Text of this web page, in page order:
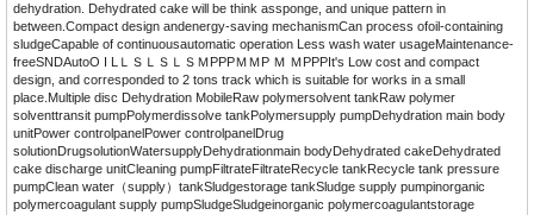
dehydration. Dehydrated cake will be think assponge, and unique pattern in
between.Compact design andenergy-saving mechanismCan process ofoil-containing
sludgeCapable of continuousautomatic operation Less wash water usageMaintenance-
freeSNDAutoO I LＬＳＬＳＬＳＭPPPＭＭP Ｍ ＭPPPIt's Low cost and compact
design, and corresponded to 2 tons track which is suitable for works in a small
place.Multiple disc Dehydration MobileRaw polymersolvent tankRaw polymer
solventtransit pumpPolymerdissolve tankPolymersupply pumpDehydration main body
unitPower controlpanelPower controlpanelDrug
solutionDrugsolutionWatersupplyDehydrationmain bodyDehydrated cakeDehydrated
cake discharge unitCleaning pumpFiltrateFiltrateRecycle tankRecycle tank pressure
pumpClean water（supply）tankSludgestorage tankSludge supply pumpinorganic
polymercoagulant supply pumpSludgeSludgeinorganic polymercoagulantstorage